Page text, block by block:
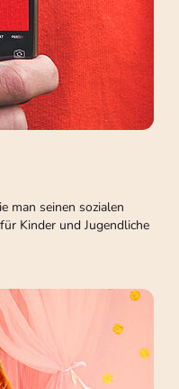
man seinen sozialen
Kinder und Jugendliche